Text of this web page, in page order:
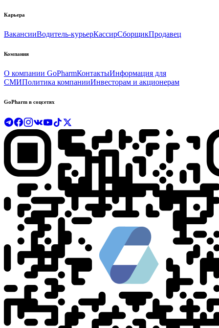
Карьера
ВакансииВодитель-курьерКассирСборщикПродавец
Компания
О компании GoPharmКонтактыИнформация для
СМИПолитика компанииИнвесторам и акционерам
GoPharm в соцсетях